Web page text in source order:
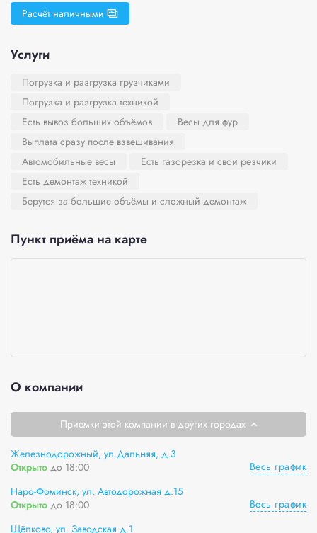
Расчёт наличными
Услуги
Погрузка и разгрузка грузчиками
Погрузка и разгрузка техникой
Есть вывоз больших объёмов
Весы для фур
Выплата сразу после взвешивания
Автомобильные весы
Есть газорезка и свои резчики
Есть демонтаж техникой
Берутся за большие объёмы и сложный демонтаж
Пункт приёма на карте
О компании
Приемки этой компании в других городах
Железнодорожный, ул.Дальняя, д.3
Открыто до 18:00
Весь график
Наро-Фоминск, ул. Автодорожная д.15
Открыто до 18:00
Весь график
Щёлково, ул. Заводская д.1